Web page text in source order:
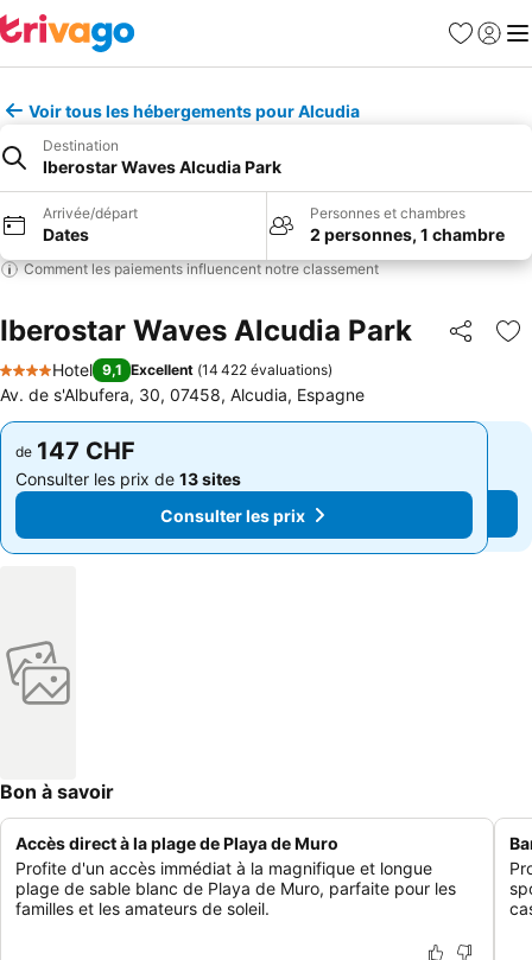
Favoris
Se
Voir tous les hébergements pour Alcudia
Destination
Iberostar Waves Alcudia Park
Arrivée/départ
Dates
Personnes et chambres
2 personnes, 1 chambre
Comment les paiements influencent notre classement
Iberostar Waves Alcudia Park Partager
4 Étoiles
Hotel 9,1 Excellent (14 422 évaluations)
Av. de s'Albufera, 30, 07458, Alcudia, Espagne
de 147 CHF
Consulter les prix de 13 sites
Consulter les prix
de 147 CHF
Consulter les prix de 13 sites
Consulter les prix
Bon à savoir
Accès direct à la plage de Playa de Muro
Profite d'un accès immédiat à la magnifique et longue
plage de sable blanc de Playa de Muro, parfaite pour les
familles et les amateurs de soleil.